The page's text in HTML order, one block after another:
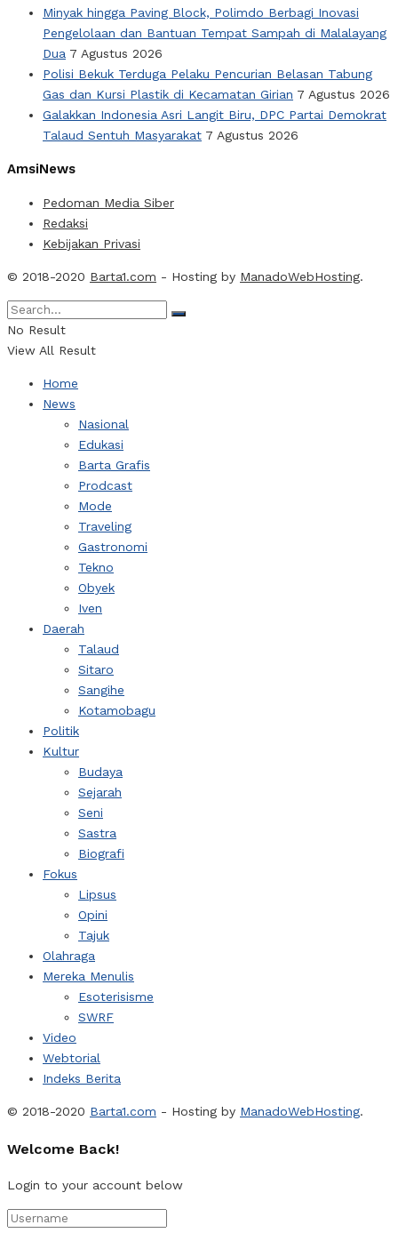
Minyak hingga Paving Block, Polimdo Berbagi Inovasi
Pengelolaan dan Bantuan Tempat Sampah di Malalayang
Dua 7 Agustus 2026
Polisi Bekuk Terduga Pelaku Pencurian Belasan Tabung
Gas dan Kursi Plastik di Kecamatan Girian 7 Agustus 2026
Galakkan Indonesia Asri Langit Biru, DPC Partai Demokrat
Talaud Sentuh Masyarakat 7 Agustus 2026
AmsiNews
Pedoman Media Siber
Redaksi
Kebijakan Privasi
© 2018-2020 Barta1.com - Hosting by ManadoWebHosting.
No Result
View All Result
Home
News
Nasional
Edukasi
Barta Grafis
Prodcast
Mode
Traveling
Gastronomi
Tekno
Obyek
Iven
Daerah
Talaud
Sitaro
Sangihe
Kotamobagu
Politik
Kultur
Budaya
Sejarah
Seni
Sastra
Biografi
Fokus
Lipsus
Opini
Tajuk
Olahraga
Mereka Menulis
Esoterisisme
SWRF
Video
Webtorial
Indeks Berita
© 2018-2020 Barta1.com - Hosting by ManadoWebHosting.
Welcome Back!
Login to your account below